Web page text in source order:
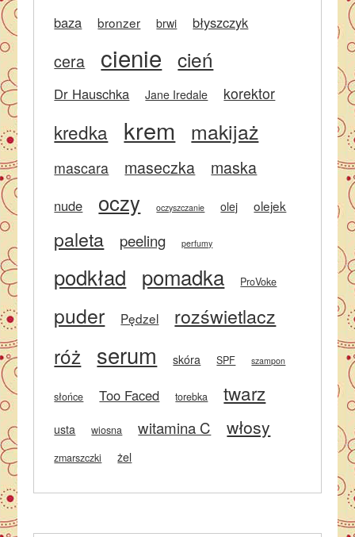
baza bronzer brwi błyszczyk
cera cienie cień
Dr Hauschka Jane Iredale korektor
kredka krem makijaż
mascara maseczka maska
nude oczy oczyszczanie olej olejek
paleta peeling perfumy
podkład pomadka ProVoke
puder Pędzel rozświetlacz
róż serum skóra SPF szampon
słońce Too Faced torebka twarz
usta wiosna witamina C włosy
zmarszczki żel